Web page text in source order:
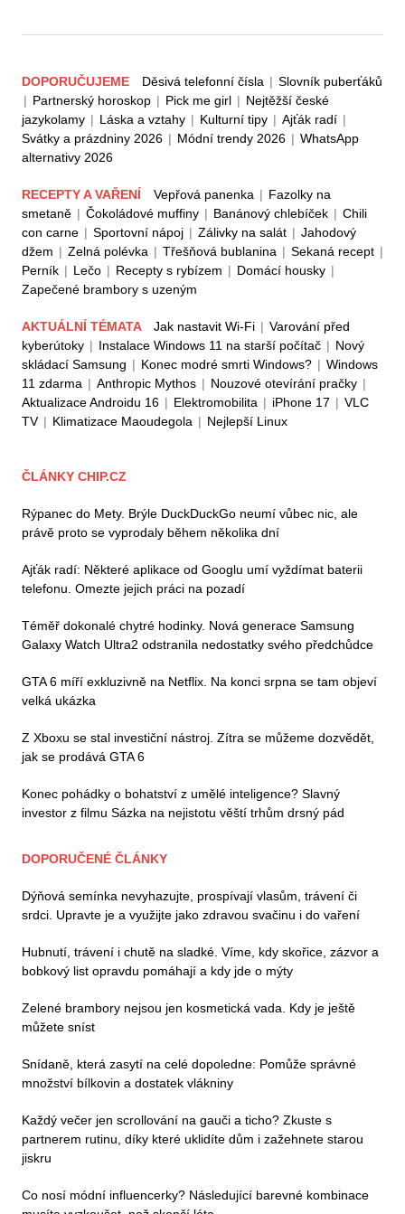
DOPORUČUJEME Děsivá telefonní čísla | Slovník puberťáků
| Partnerský horoskop | Pick me girl | Nejtěžší české
jazykolamy | Láska a vztahy | Kulturní tipy | Ajťák radí |
Svátky a prázdniny 2026 | Módní trendy 2026 | WhatsApp
alternativy 2026
RECEPTY A VAŘENÍ Vepřová panenka | Fazolky na
smetaně | Čokoládové muffiny | Banánový chlebíček | Chili
con carne | Sportovní nápoj | Zálivky na salát | Jahodový
džem | Zelná polévka | Třešňová bublanina | Sekaná recept |
Perník | Lečo | Recepty s rybízem | Domácí housky |
Zapečené brambory s uzeným
AKTUÁLNÍ TÉMATA Jak nastavit Wi-Fi | Varování před
kyberútoky | Instalace Windows 11 na starší počítač | Nový
skládací Samsung | Konec modré smrti Windows? | Windows
11 zdarma | Anthropic Mythos | Nouzové otevírání pračky |
Aktualizace Androidu 16 | Elektromobilita | iPhone 17 | VLC
TV | Klimatizace Maoudegola | Nejlepší Linux
ČLÁNKY CHIP.CZ
Rýpanec do Mety. Brýle DuckDuckGo neumí vůbec nic, ale
právě proto se vyprodaly během několika dní
Ajťák radí: Některé aplikace od Googlu umí vyždímat baterii
telefonu. Omezte jejich práci na pozadí
Téměř dokonalé chytré hodinky. Nová generace Samsung
Galaxy Watch Ultra2 odstranila nedostatky svého předchůdce
GTA 6 míří exkluzivně na Netflix. Na konci srpna se tam objeví
velká ukázka
Z Xboxu se stal investiční nástroj. Zítra se můžeme dozvědět,
jak se prodává GTA 6
Konec pohádky o bohatství z umělé inteligence? Slavný
investor z filmu Sázka na nejistotu věští trhům drsný pád
DOPORUČENÉ ČLÁNKY
Dýňová semínka nevyhazujte, prospívají vlasům, trávení či
srdci. Upravte je a využijte jako zdravou svačinu i do vaření
Hubnutí, trávení i chutě na sladké. Víme, kdy skořice, zázvor a
bobkový list opravdu pomáhají a kdy jde o mýty
Zelené brambory nejsou jen kosmetická vada. Kdy je ještě
můžete sníst
Snídaně, která zasytí na celé dopoledne: Pomůže správné
množství bílkovin a dostatek vlákniny
Každý večer jen scrollování na gauči a ticho? Zkuste s
partnerem rutinu, díky které uklidíte dům i zažehnete starou
jiskru
Co nosí módní influencerky? Následující barevné kombinace